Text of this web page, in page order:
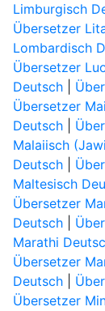
Limburgisch
Übersetzer
Lombardisch
Übersetzer
Deutsch|
Übersetzer
Deutsch|
Malaiisch
Deutsch|
Maltesisch
Übersetzer
Deutsch|
Marathi
Übersetzer
Deutsch|
Übersetzer